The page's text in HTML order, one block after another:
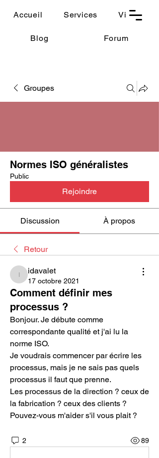
THAUMASIA
Accueil Services Vidéos
Blog Forum
Groupes
Normes ISO généralistes
Public
Rejoindre
Discussion À propos
Retour
idavalet
idavalet
17 octobre 2021
Comment définir mes
processus ?
Bonjour. Je débute comme
correspondante qualité et j'ai lu la
norme ISO.
Je voudrais commencer par écrire les
processus, mais je ne sais pas quels
processus il faut que prenne.
Les processus de la direction ? ceux de
la fabrication ? ceux des clients ?
Pouvez-vous m'aider s'il vous plait ?
2 89